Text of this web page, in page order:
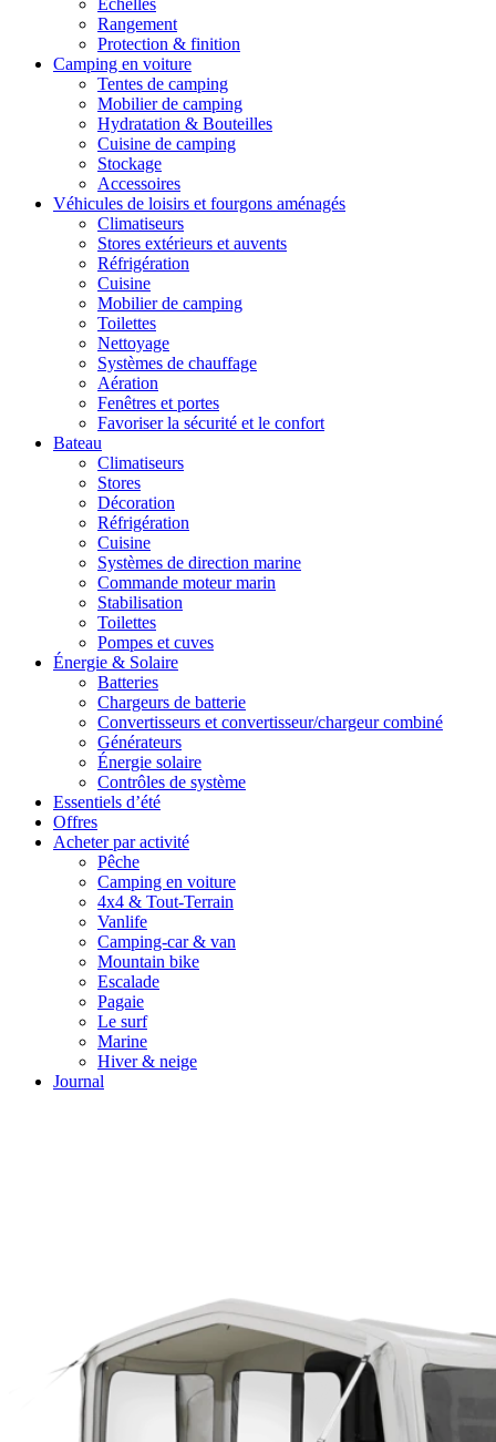
Échelles
Rangement
Protection & finition
Camping en voiture
Tentes de camping
Mobilier de camping
Hydratation & Bouteilles
Cuisine de camping
Stockage
Accessoires
Véhicules de loisirs et fourgons aménagés
Climatiseurs
Stores extérieurs et auvents
Réfrigération
Cuisine
Mobilier de camping
Toilettes
Nettoyage
Systèmes de chauffage
Aération
Fenêtres et portes
Favoriser la sécurité et le confort
Bateau
Climatiseurs
Stores
Décoration
Réfrigération
Cuisine
Systèmes de direction marine
Commande moteur marin
Stabilisation
Toilettes
Pompes et cuves
Énergie & Solaire
Batteries
Chargeurs de batterie
Convertisseurs et convertisseur/chargeur combiné
Générateurs
Énergie solaire
Contrôles de système
Essentiels d’été
Offres
Acheter par activité
Pêche
Camping en voiture
4x4 & Tout-Terrain
Vanlife
Camping-car & van
Mountain bike
Escalade
Pagaie
Le surf
Marine
Hiver & neige
Journal